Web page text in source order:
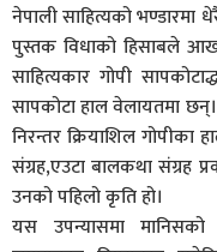
नेपाली साहित्यको
पुस्तक विधाको हिसाबले
साहित्यकार गोपी
सापकोटा हाल वेलायतमा
निरन्तर क्रियाशिल गोपीका
संग्रह,एउटा बालकथा संग्रह
उनको पहिलो कृति हो।
यस उपन्यासमा मानिसको